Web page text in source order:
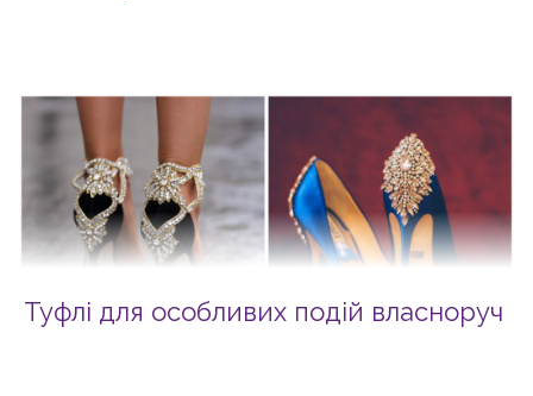
Туфлі для особливих подій власноруч